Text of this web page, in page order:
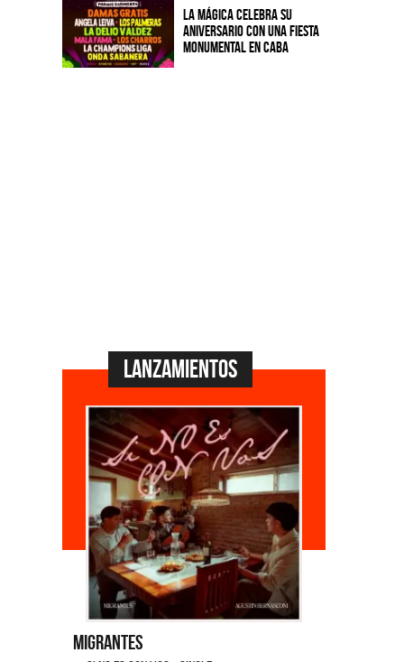
La Mágica celebra su
aniversario con una fiesta
monumental en CABA
Lanzamientos
Migrantes